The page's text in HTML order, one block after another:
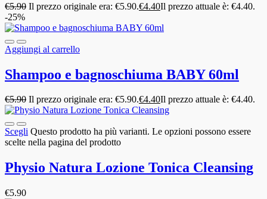
€5.90 Il prezzo originale era: €5.90.€4.40Il prezzo attuale è: €4.40.
-25%
Aggiungi al carrello
Shampoo e bagnoschiuma BABY 60ml
€5.90 Il prezzo originale era: €5.90.€4.40Il prezzo attuale è: €4.40.
Scegli Questo prodotto ha più varianti. Le opzioni possono essere
scelte nella pagina del prodotto
Physio Natura Lozione Tonica Cleansing
€5.90